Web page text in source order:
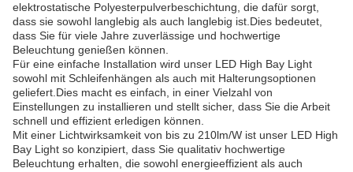
elektrostatische Polyesterpulverbeschichtung, die dafür sorgt,
dass sie sowohl langlebig als auch langlebig ist.Dies bedeutet,
dass Sie für viele Jahre zuverlässige und hochwertige
Beleuchtung genießen können.
Für eine einfache Installation wird unser LED High Bay Light
sowohl mit Schleifenhängen als auch mit Halterungsoptionen
geliefert.Dies macht es einfach, in einer Vielzahl von
Einstellungen zu installieren und stellt sicher, dass Sie die Arbeit
schnell und effizient erledigen können.
Mit einer Lichtwirksamkeit von bis zu 210lm/W ist unser LED High
Bay Light so konzipiert, dass Sie qualitativ hochwertige
Beleuchtung erhalten, die sowohl energieeffizient als auch